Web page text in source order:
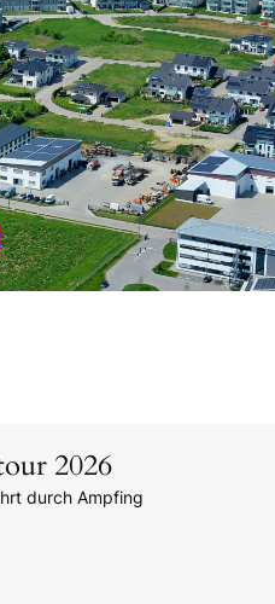
2026
durch Ampfing